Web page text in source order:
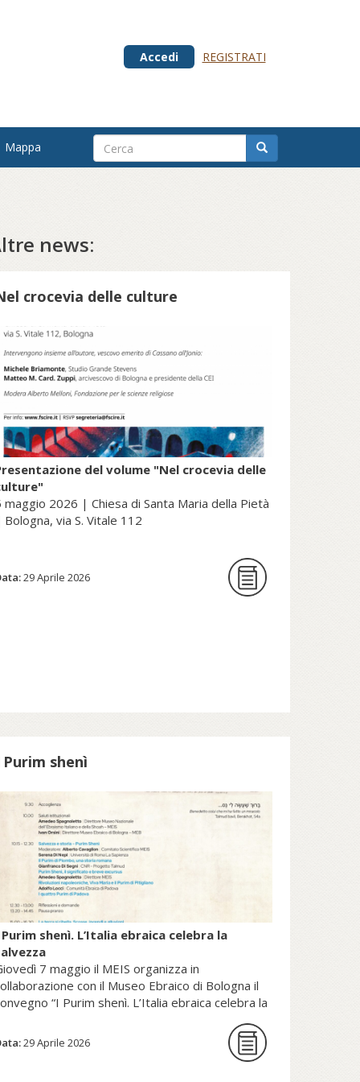
Accedi REGISTRATI
Mappa
news:
crocevia delle culture
del volume "Nel crocevia delle
maggio 2026 | Chiesa di Santa Maria della Pietà
Bologna, via S. Vitale 112
La Fondazione per le scienze
patrimonio della Sede Apostolica, e
pubblicato dal Sole 24 Ore (2025).
Scopri di più su fscire.it...
29 Aprile 2026
Purim shenì
shenì. L’Italia ebraica celebra la
7 maggio il MEIS organizza in
con il Museo Ebraico di Bologna il
“I Purim shenì. L’Italia ebraica celebra la
29 Aprile 2026